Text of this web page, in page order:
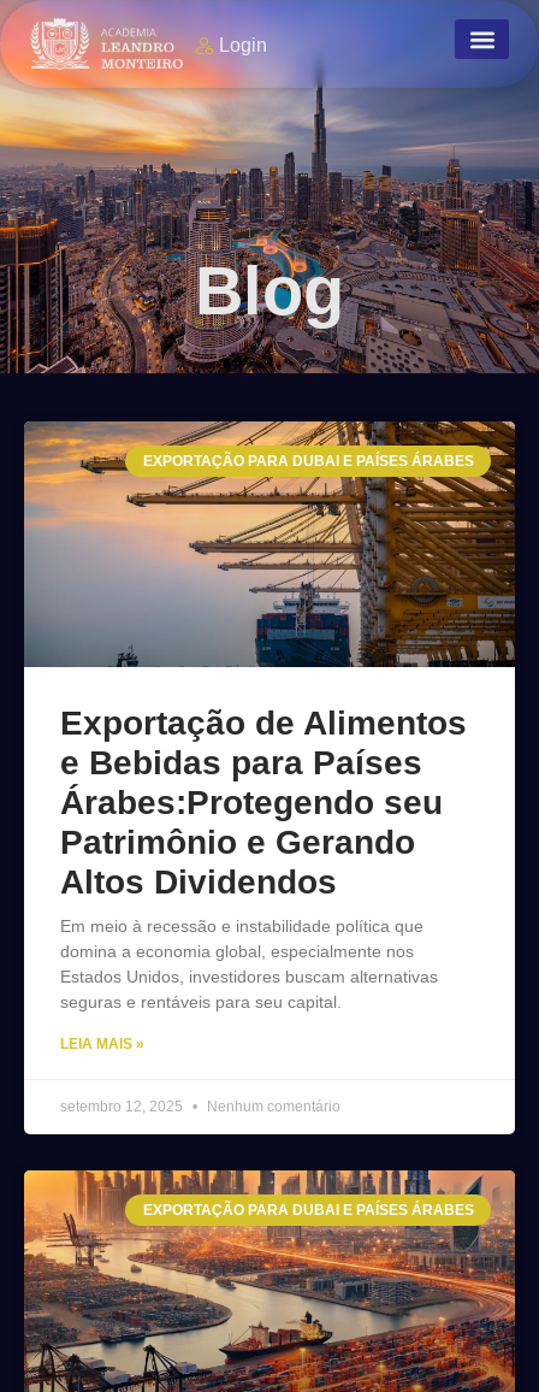
Login
Blog
EXPORTAÇÃO PARA DUBAI E PAÍSES ÁRABES
Exportação de Alimentos
e Bebidas para Países
Árabes:Protegendo seu
Patrimônio e Gerando
Altos Dividendos
Em meio à recessão e instabilidade política que
domina a economia global, especialmente nos
Estados Unidos, investidores buscam alternativas
seguras e rentáveis para seu capital.
LEIA MAIS »
setembro 12, 2025 Nenhum comentário
EXPORTAÇÃO PARA DUBAI E PAÍSES ÁRABES